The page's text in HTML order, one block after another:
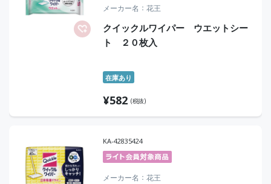
メーカー名 花王
クイックルワイパー ウエットシー
ト ２０枚入
在庫あり
¥582 (税抜)
KA-42835424
メーカー名 花王